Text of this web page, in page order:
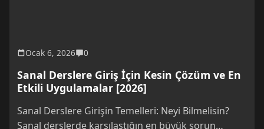
Ocak 6, 2026 0
Sanal Derslere Giriş İçin Kesin Çözüm ve En
Etkili Uygulamalar [2026]
Sanal Derslere Girişin Temelleri: Neyi Bilmelisin?
Sanal derslerde karşılaştığın en büyük sorun